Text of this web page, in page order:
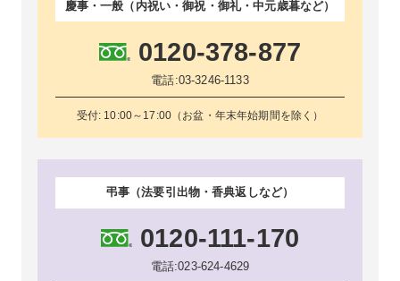
慶事・一般（内祝い・御祝・御礼・中元歳暮など）
0120-378-877
電話:03-3246-1133
受付: 10:00～17:00（お盆・年末年始期間を除く）
弔事（法要引出物・香典返しなど）
0120-111-170
電話:023-624-4629